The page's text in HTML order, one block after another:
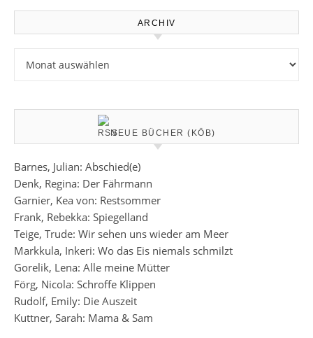
ARCHIV
NEUE BÜCHER (KÖB)
Barnes, Julian: Abschied(e)
Denk, Regina: Der Fährmann
Garnier, Kea von: Restsommer
Frank, Rebekka: Spiegelland
Teige, Trude: Wir sehen uns wieder am Meer
Markkula, Inkeri: Wo das Eis niemals schmilzt
Gorelik, Lena: Alle meine Mütter
Förg, Nicola: Schroffe Klippen
Rudolf, Emily: Die Auszeit
Kuttner, Sarah: Mama & Sam